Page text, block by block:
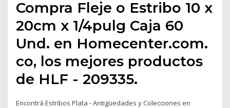
Compra Fleje o Estribo 10 x
20cm x 1/4pulg Caja 60
Und. en Homecenter.com.
co, los mejores productos
de HLF - 209335.
Encontrá Estribos Plata - Antigüedades y Colecciones en